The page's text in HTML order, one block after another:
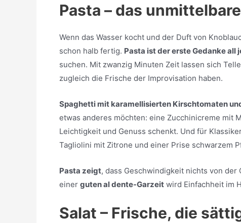
Pasta – das
Wenn das Wasser kocht und der Duft von
schon halb fertig. Pasta ist der erste Gedanke all
suchen. Mit zwanzig Minuten Zeit lassen sich
zugleich die Frische der Improvisation haben.
Spaghetti mit karamellisierten Kirschtomaten
etwas anderes möchten: eine Zucchinicreme mit
Leichtigkeit und Genuss schenkt. Und für
Tagliolini mit Zitrone und einer Prise schwarzem
Pasta zeigt, dass Geschwindigkeit nichts von
einer guten al dente-Garzeit wird Einfachheit im
Salat – Frische, die